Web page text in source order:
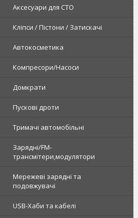
Аксесуари для СТО
Кліпси / Пістони / Затискачі
Автокосметика
Компресори/Насоси
Домкрати
Пускові дроти
Тримачі автомобільні
Зарядні/FM-
трансмітери,модулятори
Мережеві зарядні та
подовжувачі
USB-Хаби та кабелі